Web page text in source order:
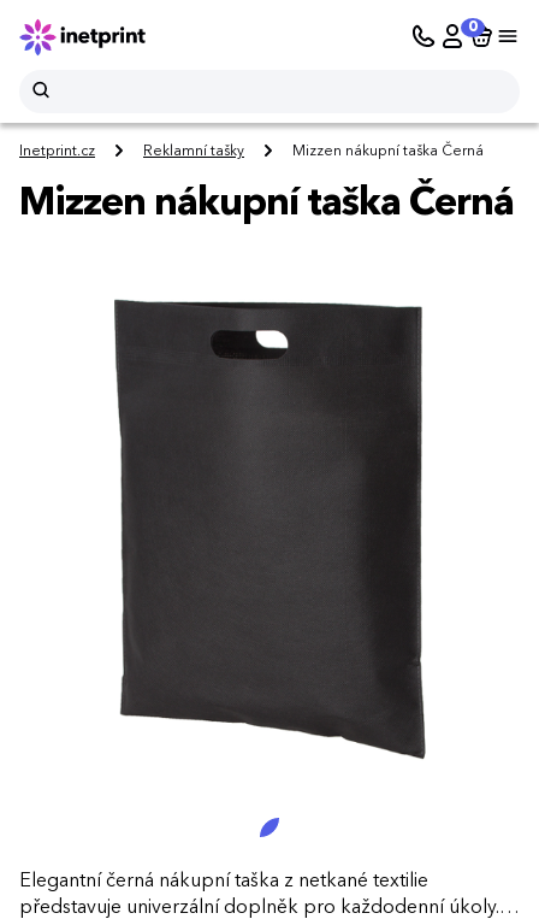
0
Inetprint.cz Reklamní tašky Mizzen nákupní taška Černá
Mizzen nákupní taška Černá
Elegantní černá nákupní taška z netkané textilie
představuje univerzální doplněk pro každodenní úkoly.